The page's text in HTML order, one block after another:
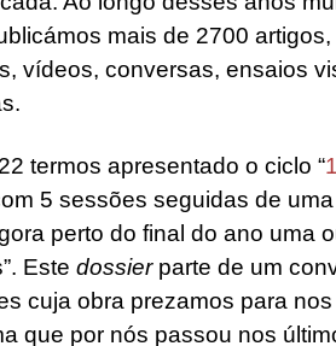
mais de 2700
vídeos, conversas, ensaios
termos apresentado o ciclo “
5 sessões seguidas de
perto do final do ano uma
Este dossierparte de um
cuja obra prezamos para
que por nós passou nos